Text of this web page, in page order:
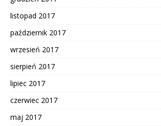
listopad 2017
październik 2017
wrzesień 2017
sierpień 2017
lipiec 2017
czerwiec 2017
maj 2017